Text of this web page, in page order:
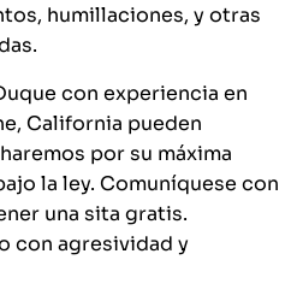
humillaciones, y otras
con experiencia en
California pueden
por su máxima
la ley. Comuníquese con
una sita gratis.
con agresividad y